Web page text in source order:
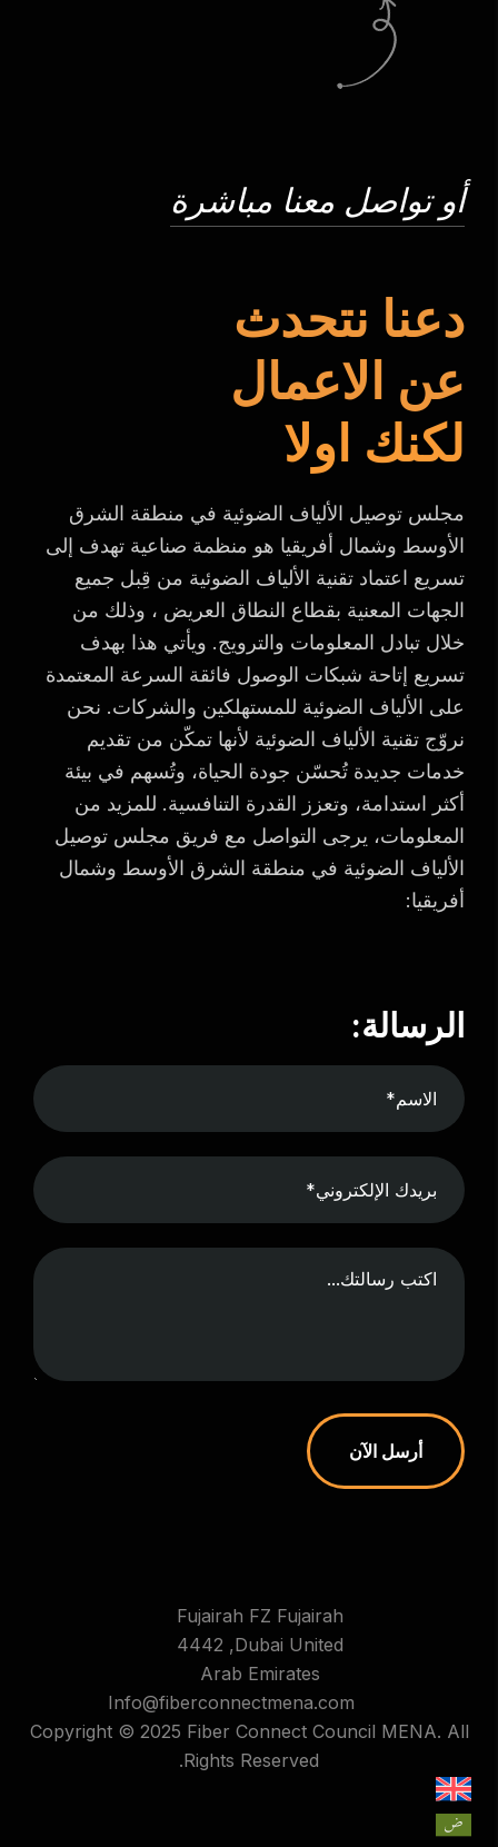
أو تواصل معنا مباشرة
دعنا نتحدث
عن الاعمال
لكنك اولا
مجلس توصيل الألياف الضوئية في منطقة الشرق
الأوسط وشمال أفريقيا هو منظمة صناعية تهدف إلى
تسريع اعتماد تقنية الألياف الضوئية من قِبل جميع
الجهات المعنية بقطاع النطاق العريض ، وذلك من
خلال تبادل المعلومات والترويج. ويأتي هذا بهدف
تسريع إتاحة شبكات الوصول فائقة السرعة المعتمدة
على الألياف الضوئية للمستهلكين والشركات. نحن
نروّج تقنية الألياف الضوئية لأنها تمكّن من تقديم
خدمات جديدة تُحسّن جودة الحياة، وتُسهم في بيئة
أكثر استدامة، وتعزز القدرة التنافسية. للمزيد من
المعلومات، يرجى التواصل مع فريق مجلس توصيل
الألياف الضوئية في منطقة الشرق الأوسط وشمال
أفريقيا:
الرسالة:
أرسل الآن
Fujairah FZ Fujairah
4442 ,Dubai United
Arab Emirates
Info@fiberconnectmena.com
Copyright © 2025 Fiber Connect Council MENA. All
Rights Reserved.